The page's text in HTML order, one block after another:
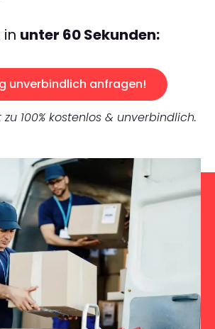
unter 60 Sekunden:
unverbindlich anfragen!
100% kostenlos & unverbindlich.